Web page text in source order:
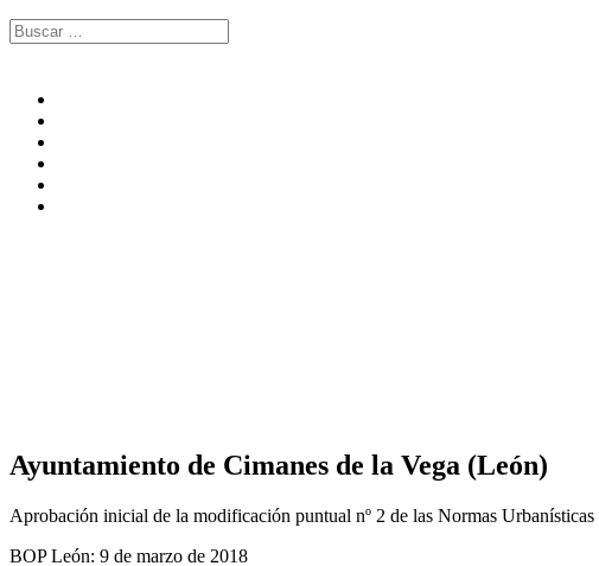
Buscar:
Ayuntamiento de Cimanes de la Vega (León)
Aprobación inicial de la modificación puntual nº 2 de las Normas
BOP León: 9 de marzo de 2018